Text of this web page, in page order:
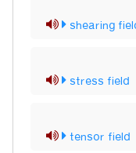
shearing
stress field
tensor field